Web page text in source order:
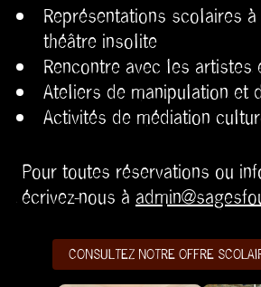
Représentations scolaires
théâtre insolite
Rencontre avec les artistes
Ateliers de manipulation et
Activités de médiation
Pour toutes réservations ou
écrivez-nous à
CONSULTEZ NOTRE OFFRE